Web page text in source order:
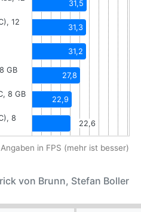
31,5
12
31,3
31,2
GB
27,8
8 GB
22,9
8
22,6
Angaben in FPS (mehr ist besser)
von Brunn, Stefan Boller